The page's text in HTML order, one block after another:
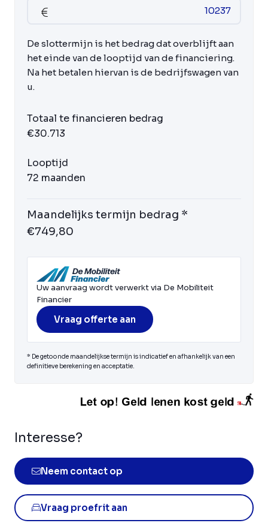
De slottermijn is het bedrag dat overblijft aan
het einde van de looptijd van de financiering.
Na het betalen hiervan is de bedrijfswagen van
u.
Totaal te financieren bedrag
€30.713
Looptijd
72 maanden
Maandelijks termijn bedrag *
€749,80
Uw aanvraag wordt verwerkt via De Mobiliteit
Financier
Vraag offerte aan
* De getoonde maandelijkse termijn is indicatief en afhankelijk van een
definitieve berekening en acceptatie.
Interesse?
Neem contact op
Vraag proefrit aan